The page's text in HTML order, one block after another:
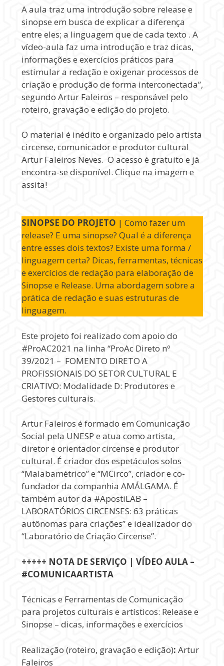
A aula traz uma introdução sobre release e
sinopse em busca de explicar a diferença
entre eles; a linguagem que de cada texto . A
vídeo-aula faz uma introdução e traz dicas,
informações e exercícios práticos para
estimular a redação e oxigenar processos de
criação e produção de forma interconectada”,
segundo Artur Faleiros – responsável pelo
roteiro, gravação e edição do projeto.
O material é inédito e organizado pelo artista
circense, comunicador e produtor cultural
Artur Faleiros Neves. O acesso é gratuito e já
encontra-se disponível. Clique na imagem e
assita!
SINOPSE DO PROJETO | Como fazer um
release? E uma sinopse? Qual é a diferença
entre esses dois textos? Existe uma forma /
linguagem certa? Dicas, ferramentas, técnicas
e exercícios de redação para elaboração de
Sinopse e Release. Uma abordagem sobre a
prática de redação e suas estruturas de
linguagem.
Este projeto foi realizado com apoio do
#ProAC2021 na linha “ProAc Direto nº
39/2021 – FOMENTO DIRETO A
PROFISSIONAIS DO SETOR CULTURAL E
CRIATIVO: Modalidade D: Produtores e
Gestores culturais.
Artur Faleiros é formado em Comunicação
Social pela UNESP e atua como artista,
diretor e orientador circense e produtor
cultural. É criador dos espetáculos solos
“Malabamétrico” e “MCirco”, criador e co-
fundador da companhia AMÁLGAMA. É
também autor da #ApostiLAB –
LABORATÓRIOS CIRCENSES: 63 práticas
autônomas para criações” e idealizador do
“Laboratório de Criação Circense”.
+++++ NOTA DE SERVIÇO | VÍDEO AULA –
#COMUNICAARTISTA
Técnicas e Ferramentas de Comunicação
para projetos culturais e artísticos: Release e
Sinopse – dicas, informações e exercícios
Realização (roteiro, gravação e edição): Artur
Faleiros